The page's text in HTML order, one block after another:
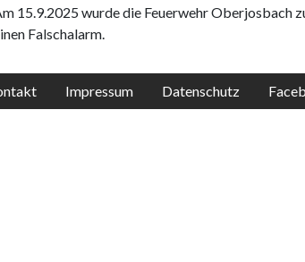
15.9.2025 wurde die Feuerwehr Oberjosbach
Falschalarm.
Impressum Datenschutz